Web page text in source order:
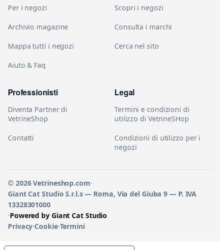
Per i negozi
Archivio magazine
Mappa tutti i negozi
Aiuto & Faq
Scopri i negozi
Consulta i marchi
Cerca nel sito
Professionisti
Diventa Partner di
VetrineShop
Contatti
Legal
Termini e condizioni di
utilizzo di VetrineSHop
Condizioni di utilizzo per i
negozi
© 2026 Vetrineshop.com·
Giant Cat Studio S.r.l.s — Roma, Via del Giuba 9 — P. IVA
13328301000
·Powered by Giant Cat Studio
Privacy·Cookie·Termini